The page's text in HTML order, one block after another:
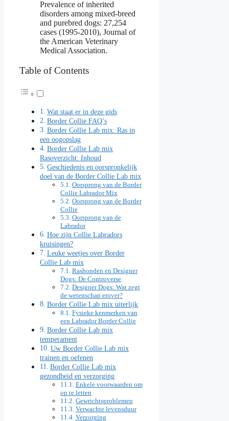
Prevalence of inherited
disorders among mixed-breed
and purebred dogs: 27,254
cases (1995-2010), Journal of
the American Veterinary
Medical Association.
Table of Contents
Wat staat er in deze gids
Border Collie FAQ’s
Border Collie Lab mix: Ras in
een oogopslag
Border Collie Lab mix
Rasoverzicht: Inhoud
Geschiedenis en oorspronkelijk
doel van de Border Collie Lab mix
Oorsprong van de Border
Collie Labrador Mix
Oorsprong van de Border
Collie
Oorsprong van de
Labrador
Hoe zijn Collie Labradors
kruisingen?
Leuke weetjes over Border
Collie Lab mix
Rashonden en Designer
Dogs: De Controverse
Designer Dogs: Wat zegt
de wetenschap erover?
Border Collie Lab mix uiterlijk
Fysieke kenmerken van
een Labrador Border Collie
Border Collie Lab mix
temperament
Uw Border Collie Lab mix
trainen en oefenen
Border Collie Lab mix
gezondheid en verzorging
Enkele voorwaarden om
op te letten
Gewrichtsproblemen
Verwachte levensduur
Verzorging